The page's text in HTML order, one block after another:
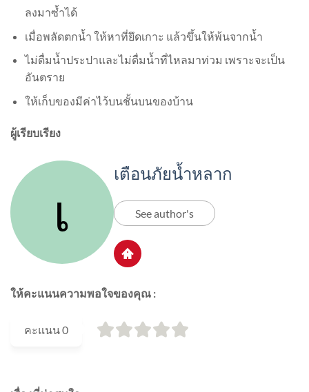
ลงมาซ้ำได้
เมื่อพลัดตกน้ำ ให้หาที่ยึดเกาะ แล้วขึ้นให้พ้นจากน้ำ
ไม่ดื่มน้ำประปาและไม่ดื่มน้ำที่ไหลมาท่วม เพราะจะเป็น
อันตราย
ให้เก็บของมีค่าไว้บนชั้นบนของบ้าน
ผู้เรียบเรียง
เตือนภัยน้ำหลาก
See author's
ให้คะแนนความพอใจของคุณ :
คะแนน0